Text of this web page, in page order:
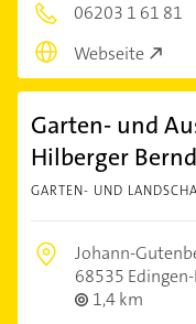
06203 1 61 81
Webseite
Garten- und
Hilberger Bernd
GARTEN- UND
Johann-
68535
1,4 km